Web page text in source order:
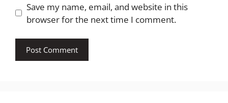
Save my name, email, and website in this
browser for the next time I comment.